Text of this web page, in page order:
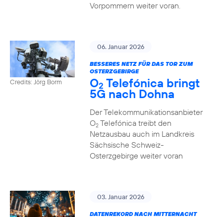
Vorpommern weiter voran.
Credits: Jörg Borm
06. Januar 2026
BESSERES NETZ FÜR DAS TOR ZUM
OSTERZGEBIRGE
O2 Telefónica bringt
5G nach Dohna
Der Telekommunikationsanbieter
O2Telefónica treibt den
Netzausbau auch im Landkreis
Sächsische Schweiz-
Osterzgebirge weiter voran
03. Januar 2026
DATENREKORD NACH MITTERNACHT